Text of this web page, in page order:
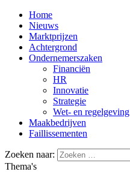
Home
Nieuws
Marktprijzen
Achtergrond
Ondernemerszaken
Financiën
HR
Innovatie
Strategie
Wet- en regelgeving
Maakbedrijven
Faillissementen
Zoeken naar:
Thema's